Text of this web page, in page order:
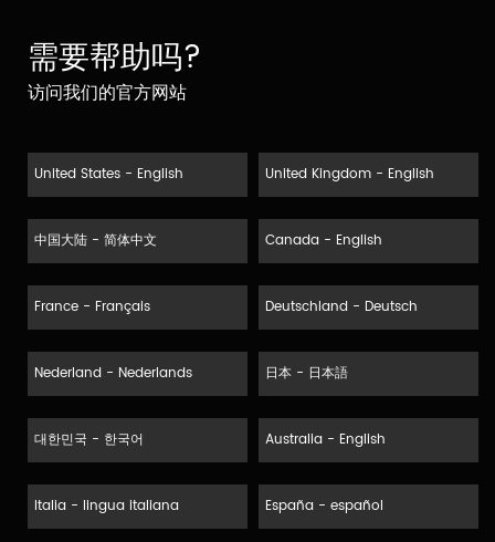
需要帮助吗?
访问我们的官方网站
United States - English United Kingdom - English
中国大陆 - 简体中文 Canada - English
France - Français Deutschland - Deutsch
Nederland - Nederlands 日本 - 日本語
대한민국 - 한국어 Australia - English
Italia - lingua italiana España - español